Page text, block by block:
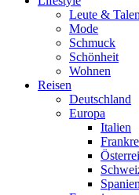
Leute &
Mode
Schmuck
Schönheit
Wohnen
Reisen
Deutschland
Europa
Italien
Spanien